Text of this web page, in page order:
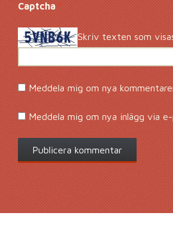
Captcha *
Skriv texten som
Meddela mig om nya
Meddela mig om nya inlägg via